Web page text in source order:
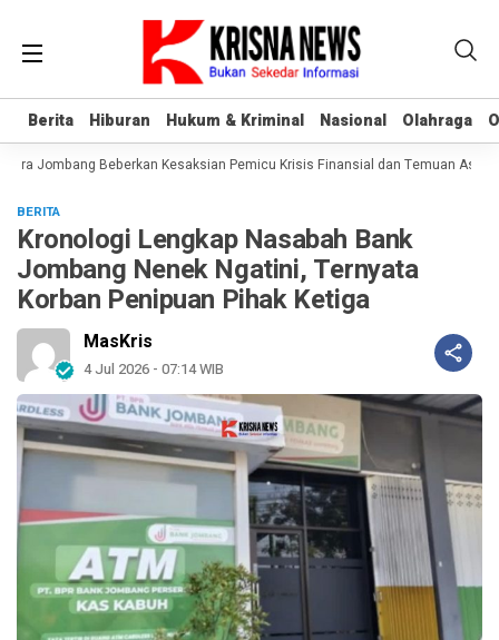
Berita Hiburan Hukum & Kriminal Nasional Olahraga
Berita Hiburan Hukum & Kriminal Nasional Olahraga
Jombang Beberkan Kesaksian Pemicu Krisis Finansial dan Temuan Aset
BERITA
Kronologi Lengkap Nasabah Bank
Jombang Nenek Ngatini, Ternyata
Korban Penipuan Pihak Ketiga
MasKris
4 Jul 2026 - 07:14 WIB